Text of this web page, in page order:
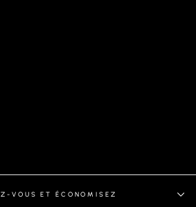
VOUS ET ÉCONOMISEZ